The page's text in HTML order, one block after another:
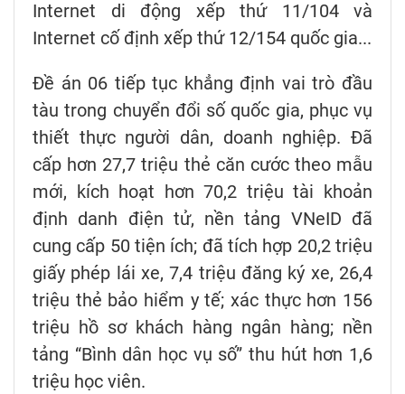
Internet di động xếp thứ 11/104 và
Internet cố định xếp thứ 12/154 quốc gia...
Đề án 06 tiếp tục khẳng định vai trò đầu
tàu trong chuyển đổi số quốc gia, phục vụ
thiết thực người dân, doanh nghiệp. Đã
cấp hơn 27,7 triệu thẻ căn cước theo mẫu
mới, kích hoạt hơn 70,2 triệu tài khoản
định danh điện tử, nền tảng VNeID đã
cung cấp 50 tiện ích; đã tích hợp 20,2 triệu
giấy phép lái xe, 7,4 triệu đăng ký xe, 26,4
triệu thẻ bảo hiểm y tế; xác thực hơn 156
triệu hồ sơ khách hàng ngân hàng; nền
tảng “Bình dân học vụ số” thu hút hơn 1,6
triệu học viên.